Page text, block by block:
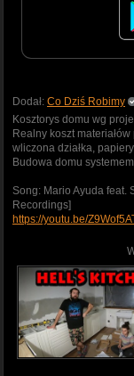
Dodał: Co Dziś Robimy
Kosztorys domu wg
Realny koszt
wliczona działka,
Budowa domu
Song: Mario Ayuda feat.
Recordings]
https://youtu.be/